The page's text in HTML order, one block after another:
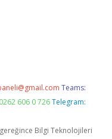
Teams:
606 0 726 Telegram:
gereğince Bilgi Teknolojileri